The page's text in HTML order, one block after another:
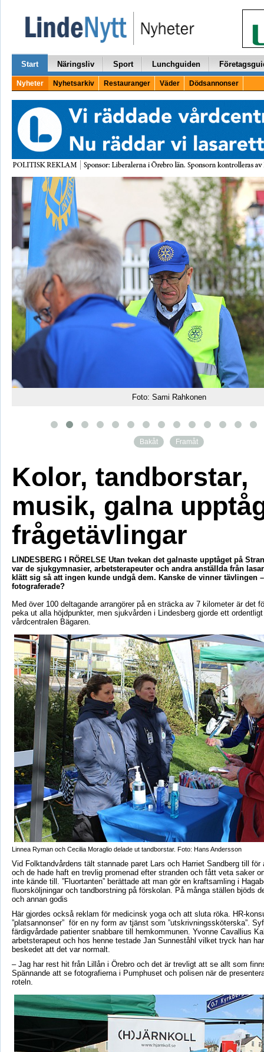
Start Näringsliv Sport Lunchguiden
Nyheter Nyhetsarkiv Restauranger Väder Dödsannonser
Foto: Sami Rahkonen
Bakåt Framåt
Kolor, tandborstar,
musik, galna
frågetävlingar
LINDESBERG I RÖRELSE Utan tvekan det galnaste upptåget på
var de sjukgymnasier, arbetsterapeuter och andra anställda från
klätt sig så att ingen kunde undgå dem. Kanske de vinner tävlingen
fotograferade?
Med över 100 deltagande arrangörer på en sträcka av 7 kilometer är det
peka ut alla höjdpunkter, men sjukvården i Lindesberg gjorde ett
vårdcentralen Bägaren.
Linnea Ryman och Cecilia Moraglio delade ut tandborstar. Foto: Hans Andersson
Vid Folktandvårdens tält stannade paret Lars och Harriet Sandberg till för
och de hade haft en trevlig promenad efter stranden och fått veta saker
inte kände till. ”Fluortanten” berättade att man gör en kraftsamling i
fluorsköljningar och tandborstning på förskolan. På många ställen bjöds
och annan godis
Här gjordes också reklam för medicinsk yoga och att sluta röka. HR-
”platsannonser” för en ny form av tjänst som ”utskrivningssköterska”.
färdigvårdade patienter snabbare till hemkommunen. Yvonne Cavallius
arbetsterapeut och hos henne testade Jan Sunneståhl vilket tryck han
beskedet att det var normalt.
– Jag har rest hit från Lillån i Örebro och det är trevligt att se allt som
Spännande att se fotografierna i Pumphuset och polisen när de
roteln.